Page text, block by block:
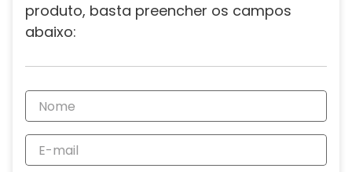
produto, basta preencher os campos
abaixo: